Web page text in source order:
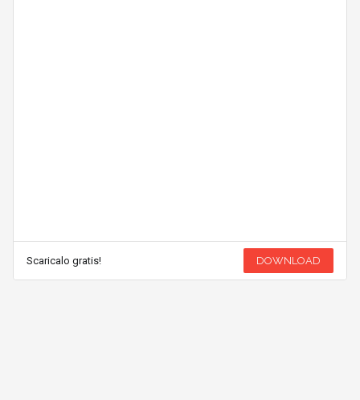
Scaricalo gratis! DOWNLOAD